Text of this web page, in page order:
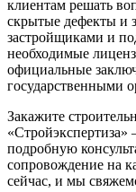
клиентам решать
скрытые дефекты и
застройщиками и
необходимые
официальные
государственными
Закажите
подробную
сопровождение на
сейчас, и мы